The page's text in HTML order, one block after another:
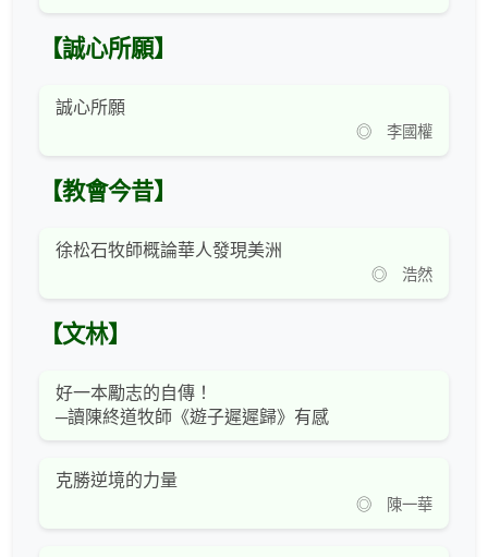
【誠心所願】
誠心所願
◎ 李國權
【教會今昔】
徐松石牧師概論華人發現美洲
◎ 浩然
【文林】
好一本勵志的自傳！
─讀陳終道牧師《遊子遲遲歸》有感
克勝逆境的力量
◎ 陳一華